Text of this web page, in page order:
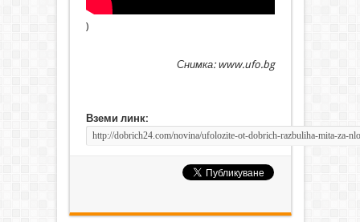
)
Снимка: www.ufo.bg
Вземи линк: